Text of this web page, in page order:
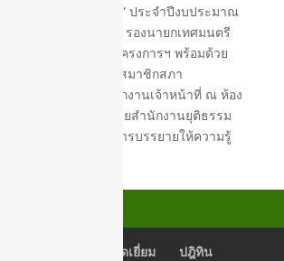
กฎหมายแก่ประชาชน” ประจำปีงบประมาณ
สาวอัจฉราพร สุวรรณ รองนายกเทศมนตรี
ป็นประธานในพิธีเปิดโครงการฯ พร้อมด้วย
ระธานสภาเทศบาล ,สมาชิกสภา
าส่วนราชการ และพนักงานเจ้าหน้าที่ ณ ห้อง
ศบาลตำบลสูงเนิน โดยสำนักงานยุติธรรม
สีมา เป็นวิทยากรในการบรรยายให้ความรู้
สมุดเยี่ยม
ปฎิทิน